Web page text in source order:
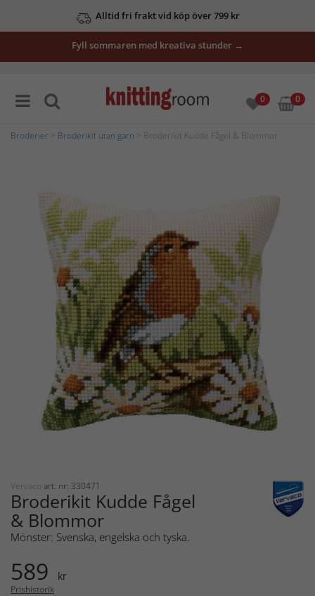
Alltid fri frakt vid köp över 799 kr
Fyll sommaren med kreativa stunder →
0 0
Broderier Broderikit utan garn > Broderikit Kudde Fågel & Blommor
Vervaco art. nr: 330471
Broderikit Kudde Fågel
& Blommor
Mönster: Svenska, engelska och tyska.
589 kr
Prishistorik